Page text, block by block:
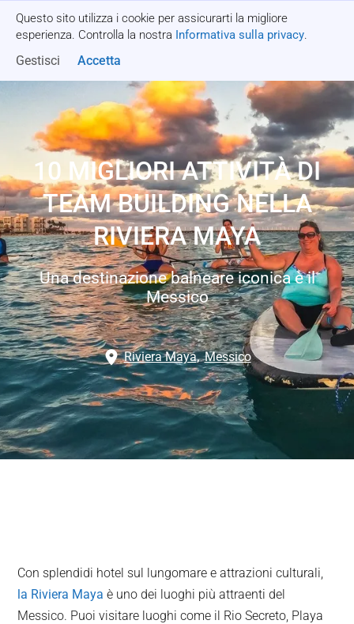
Questo sito utilizza i cookie per assicurarti la migliore
esperienza. Controlla la nostra Informativa sulla privacy.
Gestisci Accetta
Richiedi un preventivo
10 MIGLIORI ATTIVITÀ DI
TEAM BUILDING NELLA
RIVIERA MAYA
Una destinazione balneare iconica è il
Messico
Riviera Maya, Messico
Con splendidi hotel sul lungomare e attrazioni culturali,
la Riviera Maya è uno dei luoghi più attraenti del
Messico. Puoi visitare luoghi come il Rio Secreto, Playa